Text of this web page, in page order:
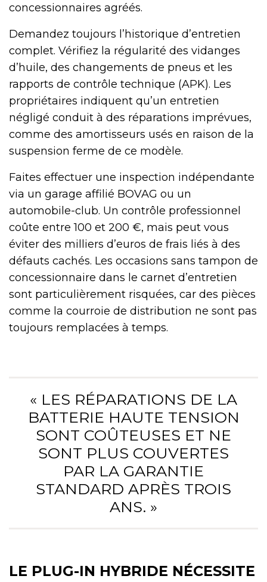
concessionnaires agréés.
Demandez toujours l’historique d’entretien
complet. Vérifiez la régularité des vidanges
d’huile, des changements de pneus et les
rapports de contrôle technique (APK). Les
propriétaires indiquent qu’un entretien
négligé conduit à des réparations imprévues,
comme des amortisseurs usés en raison de la
suspension ferme de ce modèle.
Faites effectuer une inspection indépendante
via un garage affilié BOVAG ou un
automobile-club. Un contrôle professionnel
coûte entre 100 et 200 €, mais peut vous
éviter des milliers d’euros de frais liés à des
défauts cachés. Les occasions sans tampon de
concessionnaire dans le carnet d’entretien
sont particulièrement risquées, car des pièces
comme la courroie de distribution ne sont pas
toujours remplacées à temps.
« LES RÉPARATIONS DE LA
BATTERIE HAUTE TENSION
SONT COÛTEUSES ET NE
SONT PLUS COUVERTES
PAR LA GARANTIE
STANDARD APRÈS TROIS
ANS. »
LE PLUG-IN HYBRIDE NÉCESSITE